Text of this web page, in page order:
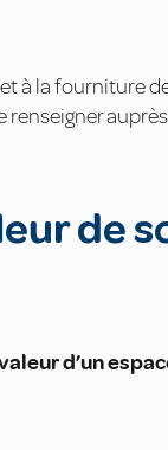
à la fourniture
de
d’un